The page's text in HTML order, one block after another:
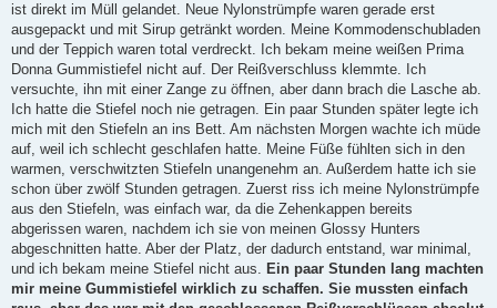
ist direkt im Müll gelandet. Neue Nylonstrümpfe waren gerade erst
ausgepackt und mit Sirup getränkt worden. Meine Kommodenschubladen
und der Teppich waren total verdreckt. Ich bekam meine weißen Prima
Donna Gummistiefel nicht auf. Der Reißverschluss klemmte. Ich
versuchte, ihn mit einer Zange zu öffnen, aber dann brach die Lasche ab.
Ich hatte die Stiefel noch nie getragen. Ein paar Stunden später legte ich
mich mit den Stiefeln an ins Bett. Am nächsten Morgen wachte ich müde
auf, weil ich schlecht geschlafen hatte. Meine Füße fühlten sich in den
warmen, verschwitzten Stiefeln unangenehm an. Außerdem hatte ich sie
schon über zwölf Stunden getragen. Zuerst riss ich meine Nylonstrümpfe
aus den Stiefeln, was einfach war, da die Zehenkappen bereits
abgerissen waren, nachdem ich sie von meinen Glossy Hunters
abgeschnitten hatte. Aber der Platz, der dadurch entstand, war minimal,
und ich bekam meine Stiefel nicht aus. Ein paar Stunden lang machten
mir meine Gummistiefel wirklich zu schaffen. Sie mussten einfach